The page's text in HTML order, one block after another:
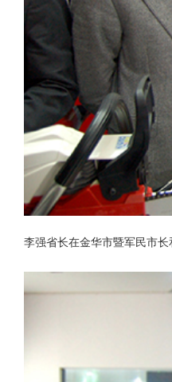
李强省长在金华市暨军民市